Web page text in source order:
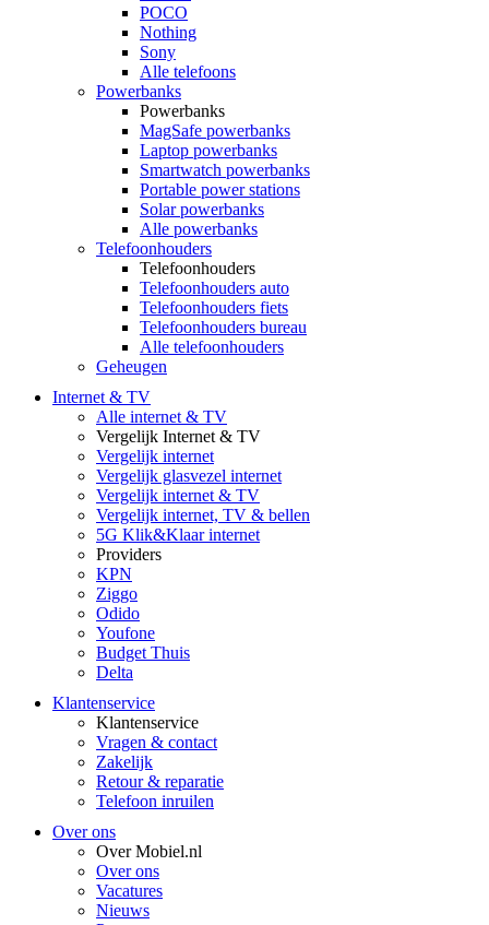
POCO
Nothing
Sony
Alle telefoons
Powerbanks
Powerbanks
MagSafe powerbanks
Laptop powerbanks
Smartwatch powerbanks
Portable power stations
Solar powerbanks
Alle powerbanks
Telefoonhouders
Telefoonhouders
Telefoonhouders auto
Telefoonhouders fiets
Telefoonhouders bureau
Alle telefoonhouders
Geheugen
Internet & TV
Alle internet & TV
Vergelijk Internet & TV
Vergelijk internet
Vergelijk glasvezel internet
Vergelijk internet & TV
Vergelijk internet, TV & bellen
5G Klik&Klaar internet
Providers
KPN
Ziggo
Odido
Youfone
Budget Thuis
Delta
Klantenservice
Klantenservice
Vragen & contact
Zakelijk
Retour & reparatie
Telefoon inruilen
Over ons
Over Mobiel.nl
Over ons
Vacatures
Nieuws